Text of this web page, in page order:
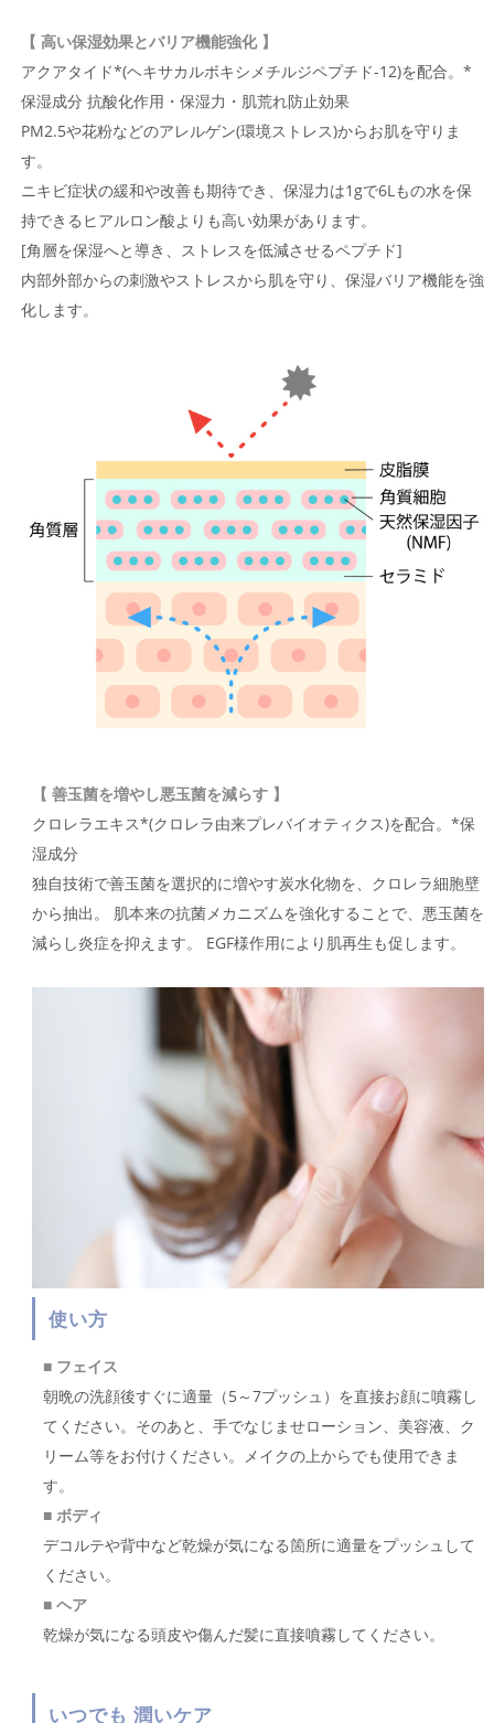
【 高い保湿効果とバリア機能強化 】
アクアタイド*(ヘキサカルボキシメチルジペプチド-12)を配合。*
保湿成分 抗酸化作用・保湿力・肌荒れ防止効果
PM2.5や花粉などのアレルゲン(環境ストレス)からお肌を守りま
す。
ニキビ症状の緩和や改善も期待でき、保湿力は1gで6Lもの水を保
持できるヒアルロン酸よりも高い効果があります。
[角層を保湿へと導き、ストレスを低減させるペプチド]
内部外部からの刺激やストレスから肌を守り、保湿バリア機能を強
化します。
【 善玉菌を増やし悪玉菌を減らす 】
クロレラエキス*(クロレラ由来プレバイオティクス)を配合。*保
湿成分
独自技術で善玉菌を選択的に増やす炭水化物を、クロレラ細胞壁
から抽出。 肌本来の抗菌メカニズムを強化することで、悪玉菌を
減らし炎症を抑えます。 EGF様作用により肌再生も促します。
使い方
■ フェイス
朝晩の洗顔後すぐに適量（5～7プッシュ）を直接お顔に噴霧し
てください。そのあと、手でなじませローション、美容液、ク
リーム等をお付けください。メイクの上からでも使用できま
す。
■ ボディ
デコルテや背中など乾燥が気になる箇所に適量をプッシュして
ください。
■ ヘア
乾燥が気になる頭皮や傷んだ髪に直接噴霧してください。
いつでも 潤いケア